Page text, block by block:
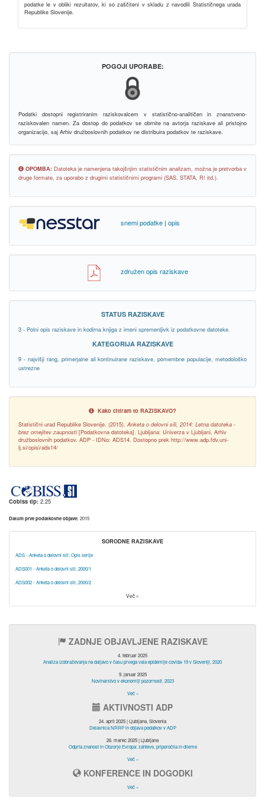
podatke le v obliki rezultatov, ki so zaščiteni v skladu z navodili Statističnega urada
Republike Slovenije.
POGOJI UPORABE:
Podatki dostopni registriranim raziskovalcem v statistično-analitičen in znanstveno-
raziskovalen namen. Za dostop do podatkov se obrnite na avtorja raziskave ali pristojno
organizacijo, saj Arhiv družboslovnih podatkov ne distribuira podatkov te raziskave.
OPOMBA: Datoteka je namenjena takojšnjim statističnim analizam, možna je pretvorba v
druge formate, za uporabo z drugimi statističnimi programi (SAS, STATA, R! itd.).
snemi podatke |opis
združen opis raziskave
STATUS RAZISKAVE
3 - Polni opis raziskave in kodirna knjiga z imeni spremenljivk iz podatkovne datoteke.
KATEGORIJA RAZISKAVE
9 - najvišji rang, primerjalne ali kontinuirane raziskave, pomembne populacije, metodološko
ustrezne
Kako citiram to RAZISKAVO?
Statistični urad Republike Slovenije. (2015). Anketa o delovni sili, 2014: Letna datoteka -
brez omejitev zaupnosti[Podatkovna datoteka]. Ljubljana: Univerza v Ljubljani, Arhiv
družboslovnih podatkov. ADP - IDNo: ADS14. Dostopno prek http://www.adp.fdv.uni-
lj.si/opisi/ads14/
Cobiss tip: 2.25
Datum prve podatkovne objave: 2015
SORODNE RAZISKAVE
ADS - Anketa o delovni sili: Opis serije
ADS001 - Anketa o delovni sili, 2000/1
ADS002 - Anketa o delovni sili, 2000/2
Več »
ZADNJE OBJAVLJENE RAZISKAVE
4. februar 2025
Analiza izobraževanja na daljavo v času prvega vala epidemije covida-19 v Sloveniji, 2020
9. januar 2025
Novinarstvo v ekonomiji pozornosti, 2023
Več »
AKTIVNOSTI ADP
24. april 2025 | Ljubljana, Slovenia
Delavnica NRRP in objava podatkov v ADP
26. marec 2025 | Ljubljana
Odprta znanost in Obzorje Evropa: zahteve, priporočila in dileme
Več »
KONFERENCE IN DOGODKI
Več »